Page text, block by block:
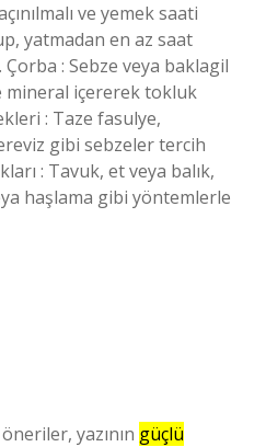
ve yemek saati
yatmadan en az saat
: Sebze veya baklagil
mineral içererek tokluk
: Taze fasulye,
gibi sebzeler tercih
: Tavuk, et veya balık,
haşlama gibi yöntemlerle
öneriler, yazının güçlü